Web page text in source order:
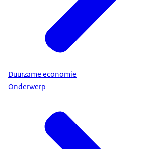
Duurzame economie
Onderwerp